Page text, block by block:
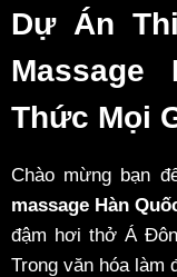
Dự Án
Thức Mọi
Chào mừng bạn
massage Hàn
đậm hơi thở Á
Trong văn hóa